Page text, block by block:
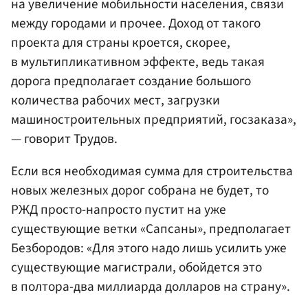
на увеличение мобильности населения, связи
между городами и прочее. Доход от такого
проекта для страны кроется, скорее,
в мультипликативном эффекте, ведь такая
дорога предполагает создание большого
количества рабочих мест, загрузки
машиностроительных предприятий, госзаказа»,
— говорит Трудов.
Если вся необходимая сумма для строительства
новых железных дорог собрана не будет, то
РЖД просто-напросто пустит на уже
существующие ветки «Сапсаны», предполагает
Безбородов: «Для этого надо лишь усилить уже
существующие магистрали, обойдется это
в полтора-два миллиарда долларов на страну».